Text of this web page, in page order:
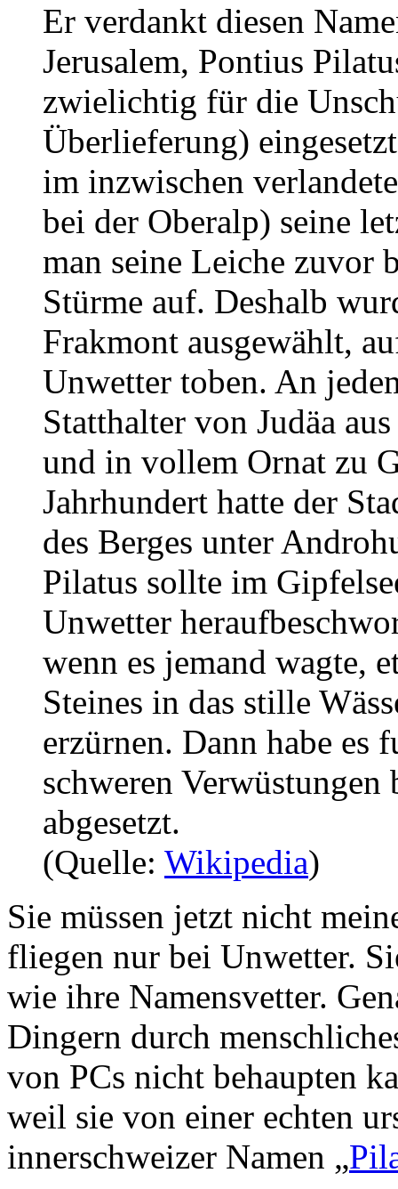
Er verdankt diesen
Jerusalem, Pontius
zwielichtig für die
Überlieferung)
im inzwischen
bei der Oberalp) seine
man seine Leiche zuvor
Stürme auf. Deshalb
Frakmont ausgewählt,
Unwetter toben. An
Statthalter von Judäa
und in vollem Ornat zu
Jahrhundert hatte der
des Berges unter
Pilatus sollte im
Unwetter
wenn es jemand wagte,
Steines in das stille
erzürnen. Dann habe es
schweren
abgesetzt.
(Quelle: Wikipedia)
Sie müssen jetzt nicht
fliegen nur bei Unwetter.
wie ihre Namensvetter.
Dingern durch
von PCs nicht behaupten
weil sie von einer echten
innerschweizer Namen „